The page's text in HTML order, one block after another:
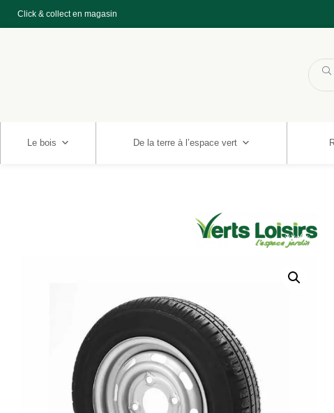
Click & collect en magasin
Le bois De la terre à l’espace vert